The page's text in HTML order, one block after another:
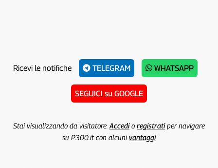
Ricevi le notifiche TELEGRAM WHATSAPP
SEGUICI su GOOGLE
Stai visualizzando da visitatore. Accedio registratiper navigare
su P300.it con alcunivantaggi